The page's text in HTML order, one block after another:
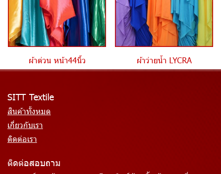
ผ้าต่วน หน้า44นิ้ว ผ้าว่ายน้ำ LYCRA
SITT Textile
สินค้าทั้งหมด
เกี่ยวกับเรา
ติดต่อเรา
ติดต่อสอบถาม